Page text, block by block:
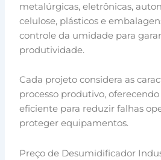
metalúrgicas, eletrônicas,
celulose, plásticos e
controle da umidade para
produtividade.
Cada projeto considera as
processo produtivo,
eficiente para reduzir falhas
proteger equipamentos.
Preço de Desumidificador